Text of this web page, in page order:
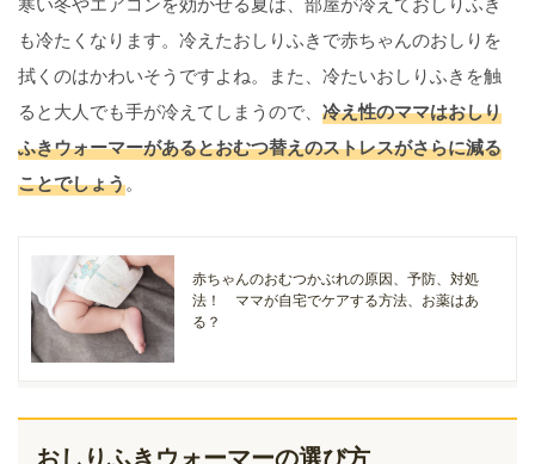
も冷たくなります。冷えたおしりふきで赤ちゃんのおしりを
拭くのはかわいそうですよね。また、冷たいおしりふきを触
ると大人でも手が冷えてしまうので、 冷え性のママはおしり
ふきウォーマーがあるとおむつ替えのストレスがさらに減る
ことでしょう。
赤ちゃんのおむつかぶれの原因、予防、対処
法！ ママが自宅でケアする方法、お薬はあ
る？
おしりふきウォーマーの選び方